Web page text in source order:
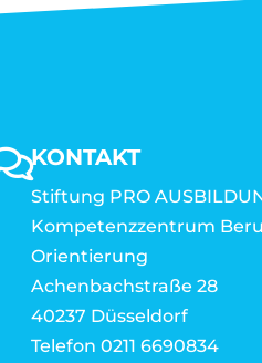
KONTAKT
Stiftung PRO
Kompetenzzentrum
Orientierung
Achenbachstraße 28
40237 Düsseldorf
Telefon 0211 6690834